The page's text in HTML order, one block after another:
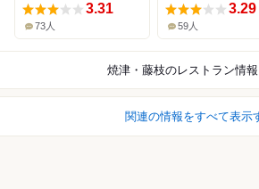
3.31
73人
3.29
59人
焼津・藤枝のレストラン情
関連の情報をすべて表示